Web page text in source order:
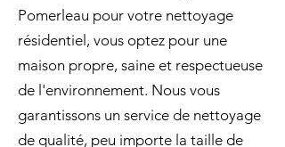
Pomerleau pour votre nettoyage
résidentiel, vous optez pour une
maison propre, saine et respectueuse
de l'environnement. Nous vous
garantissons un service de nettoyage
de qualité, peu importe la taille de